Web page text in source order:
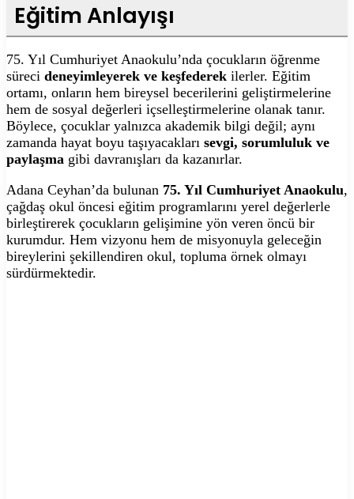
Eğitim Anlayışı
75. Yıl Cumhuriyet Anaokulu’nda çocukların öğrenme
süreci deneyimleyerek ve keşfederek ilerler. Eğitim
ortamı, onların hem bireysel becerilerini geliştirmelerine
hem de sosyal değerleri içselleştirmelerine olanak tanır.
Böylece, çocuklar yalnızca akademik bilgi değil; aynı
zamanda hayat boyu taşıyacakları sevgi, sorumluluk ve
paylaşma gibi davranışları da kazanırlar.
Adana Ceyhan’da bulunan 75. Yıl Cumhuriyet Anaokulu,
çağdaş okul öncesi eğitim programlarını yerel değerlerle
birleştirerek çocukların gelişimine yön veren öncü bir
kurumdur. Hem vizyonu hem de misyonuyla geleceğin
bireylerini şekillendiren okul, topluma örnek olmayı
sürdürmektedir.